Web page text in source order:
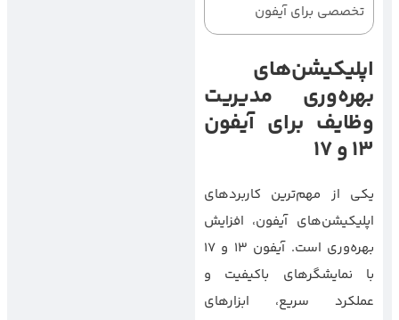
تخصصی برای آیفون
اپلیکیشن‌های
بهره‌وری مدیریت
وظایف برای آیفون
13 و 17
یکی از مهم‌ترین کاربردهای
اپلیکیشن‌های آیفون، افزایش
بهره‌وری است. آیفون 13 و 17
با نمایشگرهای باکیفیت و
عملکرد سریع، ابزارهای